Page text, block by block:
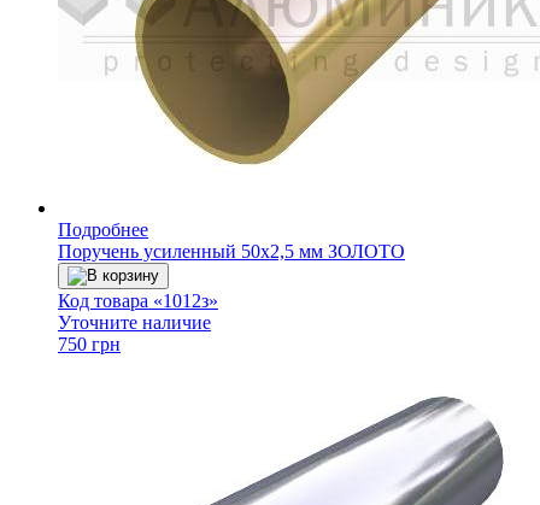
Подробнее
Поручень усиленный 50х2,5 мм ЗОЛОТО
В корзину
Код товара «1012з»
Уточните наличие
750 грн